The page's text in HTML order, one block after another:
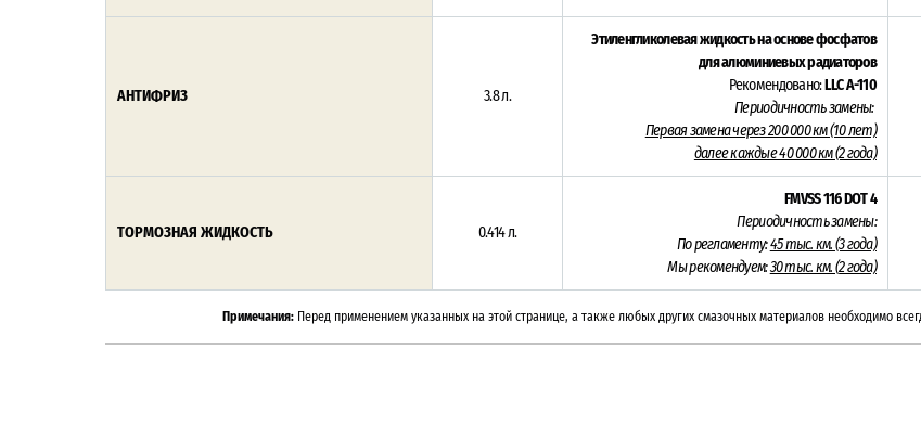
АНТИФРИЗ 3.8 л.
Этиленгликолевая жидкость на основе фосфатов
для алюминиевых радиаторов
Рекомендовано:LLC A-110
Периодичность замены:
Первая замена через 200 000 км (10 лет)
далее каждые 40 000 км (2 года)
ТОРМОЗНАЯ ЖИДКОСТЬ 0.414 л.
FMVSS 116DOT 4
Периодичность замены:
По регламенту:45 тыс. км. (3 года)
Мы рекомендуем:30 тыс. км. (2 года)
Примечания: Перед применением указанных на этой странице, а также любых других смазочных материалов необходимо